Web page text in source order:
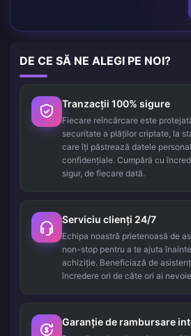
DE CE SĂ NE ALEGI PE NOI?
Tranzacții 100% sigure
Fiecare reîncărcare este
securitate a plăților criptate, la
care îți păstrează datele
confidențiale. Cumpără cu
sigur, de fiecare dată.
Serviciu clienți 24/7
Echipa noastră prietenoasă de
non-stop pentru a te ajuta
achiziție. Beneficiază de
încredere ori de câte ori ai
Garanție de rambursare